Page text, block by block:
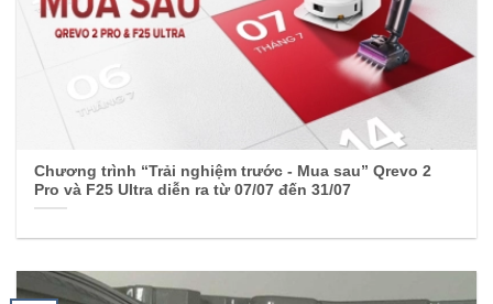
Chương trình “Trải nghiệm trước - Mua sau” Qrevo 2
Pro và F25 Ultra diễn ra từ 07/07 đến 31/07